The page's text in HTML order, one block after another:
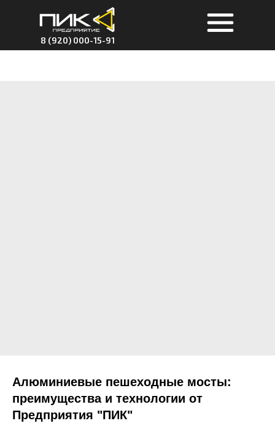
8 (920) 000-15-91
Алюминиевые пешеходные мосты:
преимущества и технологии от
Предприятия "ПИК"